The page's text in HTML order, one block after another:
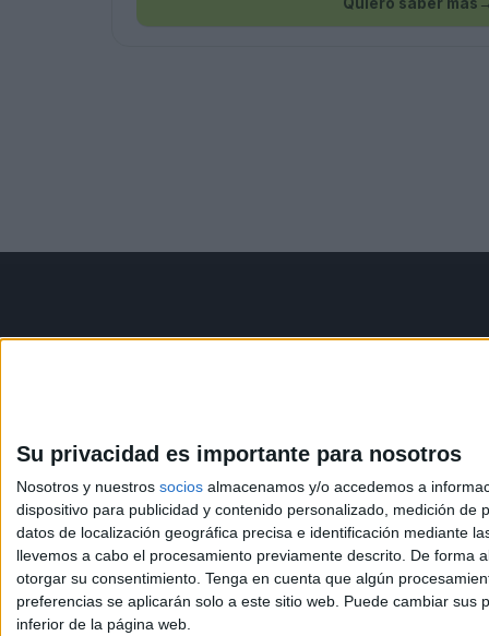
Su privacidad es importante para nosotros
Nosotros y nuestros socios almacenamos y/o accedemos a
dispositivo para publicidad y contenido personalizado, medición de
datos de localización geográfica precisa e identificación mediante
llevemos a cabo el procesamiento previamente descrito. De
otorgar su consentimiento. Tenga en cuenta que algún
preferencias se aplicarán solo a este sitio web. Puede cambiar
inferior de la página web.
Contáctanos
Phone:+34 91 593 2767
Email: info@forofp.es